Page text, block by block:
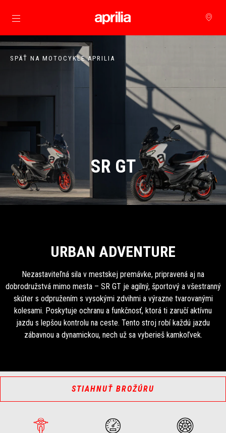
Prejsť na hlavný obsah
SPÄŤ NA MOTOCYKLE APRILIA
SR GT
URBAN ADVENTURE
Nezastaviteľná sila v mestskej premávke, pripravená aj na
dobrodružstvá mimo mesta – SR GT je agilný, športový a všestranný
skúter s odpružením s vysokými zdvihmi a výrazne tvarovanými
kolesami. Poskytuje ochranu a funkčnosť, ktorá ti zaručí aktívnu
jazdu s lepšou kontrolu na ceste. Tento stroj robí každú jazdu
zábavnou a dynamickou, nech už sa vyberieš kamkoľvek.
STIAHNUŤ BROŽÚRU